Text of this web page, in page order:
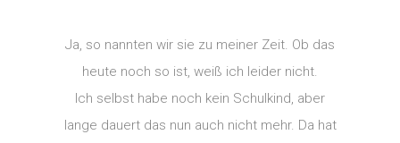
Ja, so nannten wir sie zu meiner Zeit. Ob das
heute noch so ist, weiß ich leider nicht.
Ich selbst habe noch kein Schulkind, aber
lange dauert das nun auch nicht mehr. Da hat